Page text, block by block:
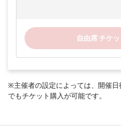
自由席 チケ
※主催者の設定によっては、開催
でもチケット購入が可能です。